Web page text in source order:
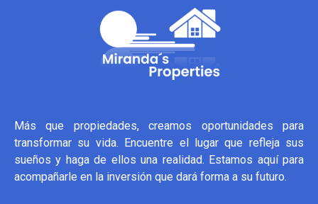
Más que propiedades, creamos oportunidades para
transformar su vida. Encuentre el lugar que refleja sus
sueños y haga de ellos una realidad. Estamos aquí para
acompañarle en la inversión que dará forma a su futuro.